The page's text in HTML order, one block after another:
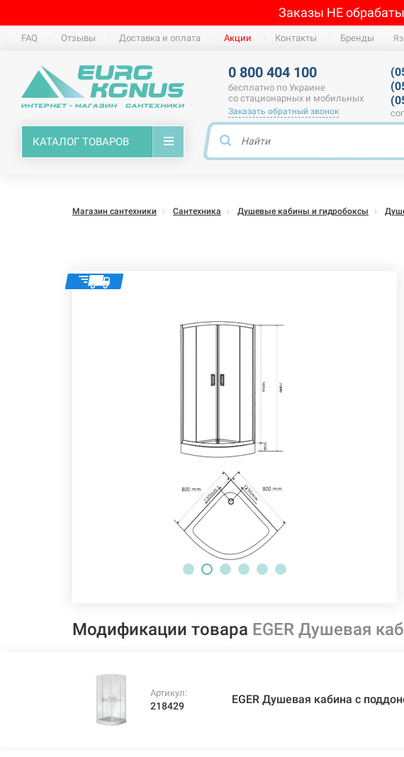
Заказы НЕ
FAQ Отзывы Доставка и оплата Акции Контакты Бренды
0 800 404 100
бесплатно по Украине
со стационарных и мобильных
Заказать обратный звонок
КАТАЛОГ ТОВАРОВ
Магазин сантехники Сантехника Душевые кабины и гидробоксы
Модификации товара EGER Душевая
Артикул:
218429 EGER Душевая кабина с